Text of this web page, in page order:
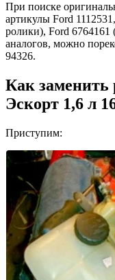
При поиске
артикулы Ford
ролики), Ford 6764161
аналогов, можно
94326.
Как
Эскорт 1,6 л
Приступим: